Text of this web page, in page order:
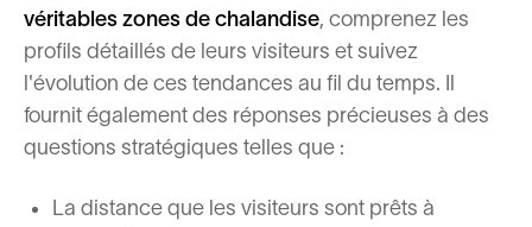
véritables zones de chalandise, comprenez les
profils détaillés de leurs visiteurs et suivez
l'évolution de ces tendances au fil du temps. Il
fournit également des réponses précieuses à des
questions stratégiques telles que :
La distance que les visiteurs sont prêts à